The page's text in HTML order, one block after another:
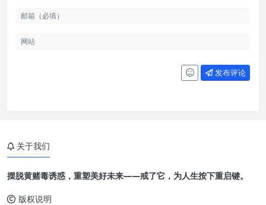
发布评论
关于我们
摆脱黄赌毒诱惑，重塑美好未来——戒了它，为人生按下重启键。
版权说明